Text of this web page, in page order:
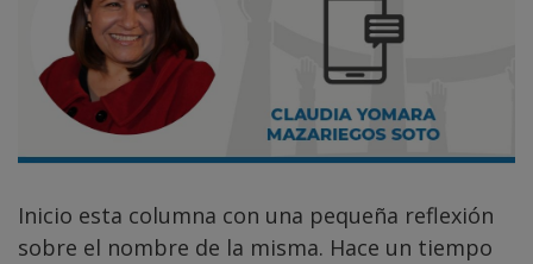
Inicio esta columna con una pequeña reflexión
sobre el nombre de la misma. Hace un tiempo